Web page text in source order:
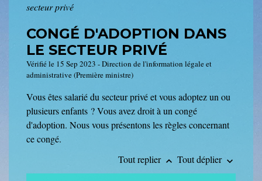
secteur privé
CONGÉ D'ADOPTION DANS
LE SECTEUR PRIVÉ
Vérifié le 15 Sep 2023 - Direction de l'information légale et
administrative (Première ministre)
Vous êtes salarié du secteur privé et vous adoptez un ou
plusieurs enfants ? Vous avez droit à un congé
d'adoption. Nous vous présentons les règles concernant
ce congé.
Tout replier keyboard_arrow_up Tout déplier keyboard_arrow_down